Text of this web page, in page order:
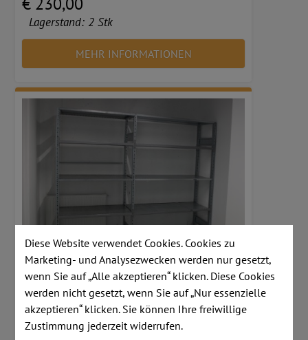
Lagerstand: 2 Stk
MEHR INFORMATIONEN
Regal - 2 Felder - 60cm tiefe - 100-150 Kilo Nutzlast pro
Fachboden
€ 400,00
Diese Website verwendet Cookies. Cookies zu
Marketing- und Analysezwecken werden nur gesetzt,
wenn Sie auf „Alle akzeptieren“ klicken. Diese Cookies
werden nicht gesetzt, wenn Sie auf „Nur essenzielle
akzeptieren“ klicken. Sie können Ihre freiwillige
Zustimmung jederzeit widerrufen.